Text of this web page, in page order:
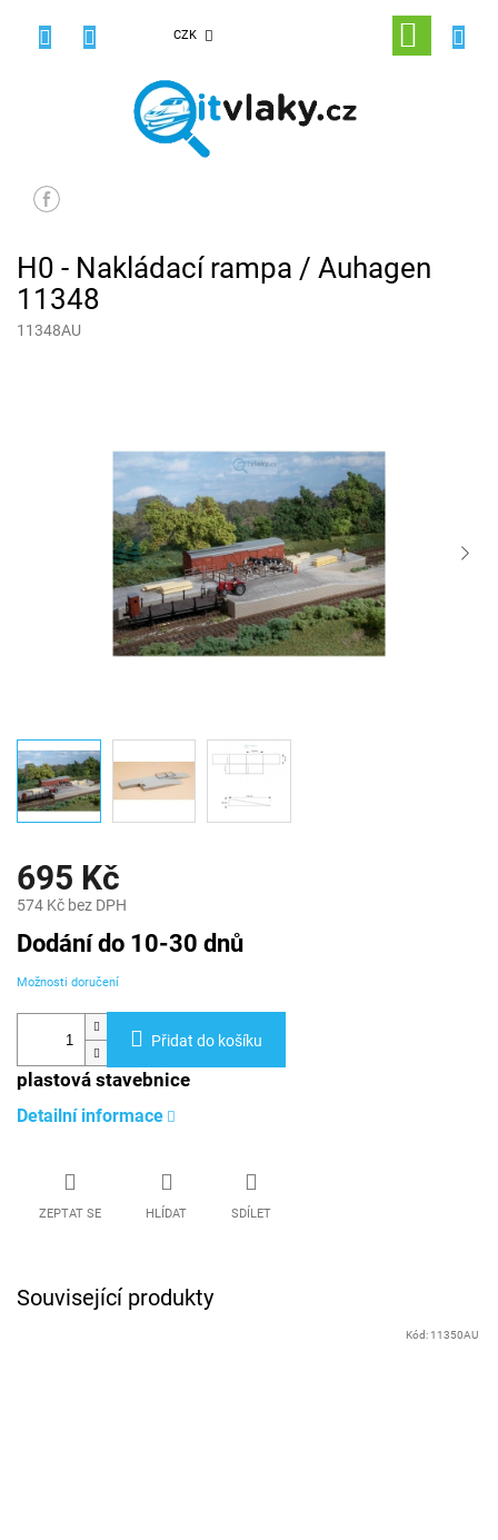
CZK
NÁKUPNÍ
KOŠÍK
H0 - Nakládací rampa / Auhagen
11348
11348AU
695 Kč
574 Kč bez DPH
Měrná
cena:
Dodání do 10-30 dnů
Možnosti doručení
Přidat do košíku
plastová stavebnice
Detailní informace
ZEPTAT SE HLÍDAT SDÍLET
Související produkty
Kód: 11350AU